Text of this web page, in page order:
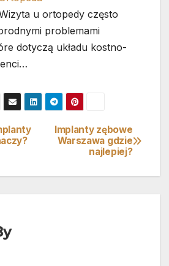
u ortopedy często
problemami
dotyczą układu kostno-
Implanty zębowe
Warszawa gdzie
najlepiej?